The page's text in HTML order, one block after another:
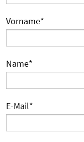
Vorname*
Name*
E-Mail*